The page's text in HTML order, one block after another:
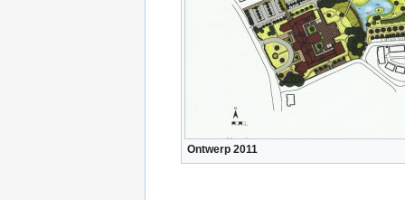
Ontwerp 2011